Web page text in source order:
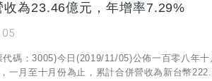
為23.46億元，年增率7.29%
碼：3005)今日(2019/11/05)公佈一百零八年
一月至十月份為止，累計合併營收為新台幣